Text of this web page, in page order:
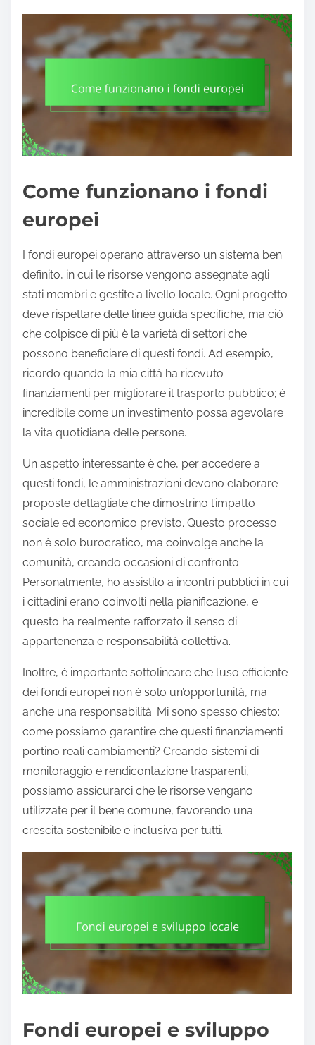
Come funzionano i fondi
europei
I fondi europei operano attraverso un sistema ben
definito, in cui le risorse vengono assegnate agli
stati membri e gestite a livello locale. Ogni progetto
deve rispettare delle linee guida specifiche, ma ciò
che colpisce di più è la varietà di settori che
possono beneficiare di questi fondi. Ad esempio,
ricordo quando la mia città ha ricevuto
finanziamenti per migliorare il trasporto pubblico; è
incredibile come un investimento possa agevolare
la vita quotidiana delle persone.
Un aspetto interessante è che, per accedere a
questi fondi, le amministrazioni devono elaborare
proposte dettagliate che dimostrino l’impatto
sociale ed economico previsto. Questo processo
non è solo burocratico, ma coinvolge anche la
comunità, creando occasioni di confronto.
Personalmente, ho assistito a incontri pubblici in cui
i cittadini erano coinvolti nella pianificazione, e
questo ha realmente rafforzato il senso di
appartenenza e responsabilità collettiva.
Inoltre, è importante sottolineare che l’uso efficiente
dei fondi europei non è solo un’opportunità, ma
anche una responsabilità. Mi sono spesso chiesto:
come possiamo garantire che questi finanziamenti
portino reali cambiamenti? Creando sistemi di
monitoraggio e rendicontazione trasparenti,
possiamo assicurarci che le risorse vengano
utilizzate per il bene comune, favorendo una
crescita sostenibile e inclusiva per tutti.
Fondi europei e sviluppo